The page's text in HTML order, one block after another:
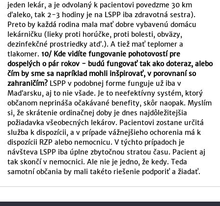
jeden lekár, a je odvolaný k pacientovi povedzme 30 km
ďaleko, tak 2-3 hodiny je na LSPP iba zdravotná sestra).
Preto by každá rodina mala mať dobre vybavenú domácu
lekárničku (lieky proti horúčke, proti bolesti, obväzy,
dezinfekčné prostriedky atď.). A tiež mať teplomer a
tlakomer. 10/ Kde vidíte fungovanie pohotovostí pre
dospelých o pár rokov - budú fungovať tak ako doteraz, alebo
čím by sme sa napríklad mohli inšpirovať, v porovnaní so
zahraničím? LSPP v podobnej forme funguje už iba v
Maďarsku, aj to nie všade. Je to neefektívny systém, ktorý
občanom neprináša očakávané benefity, skôr naopak. Myslím
si, že skrátenie ordinačnej doby je dnes najdôležitejšia
požiadavka všeobecných lekárov. Pacientovi zostane určitá
služba k dispozícii, a v prípade vážnejšieho ochorenia má k
dispozícii RZP alebo nemocnicu. V týchto prípadoch je
návšteva LSPP iba úplne zbytočnou stratou času. Pacient aj
tak skončí v nemocnici. Ale nie je jedno, že kedy. Teda
samotní občania by mali takéto riešenie podporiť a žiadať.